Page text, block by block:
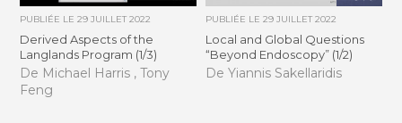
PUBLIÉE LE29 JUILLET 2022
Derived Aspects of the
Langlands Program (1/3)
De Michael Harris , Tony
Feng
PUBLIÉE LE 29 JUILLET 2022
Local and Global Questions
“Beyond Endoscopy” (1/2)
De Yiannis Sakellaridis